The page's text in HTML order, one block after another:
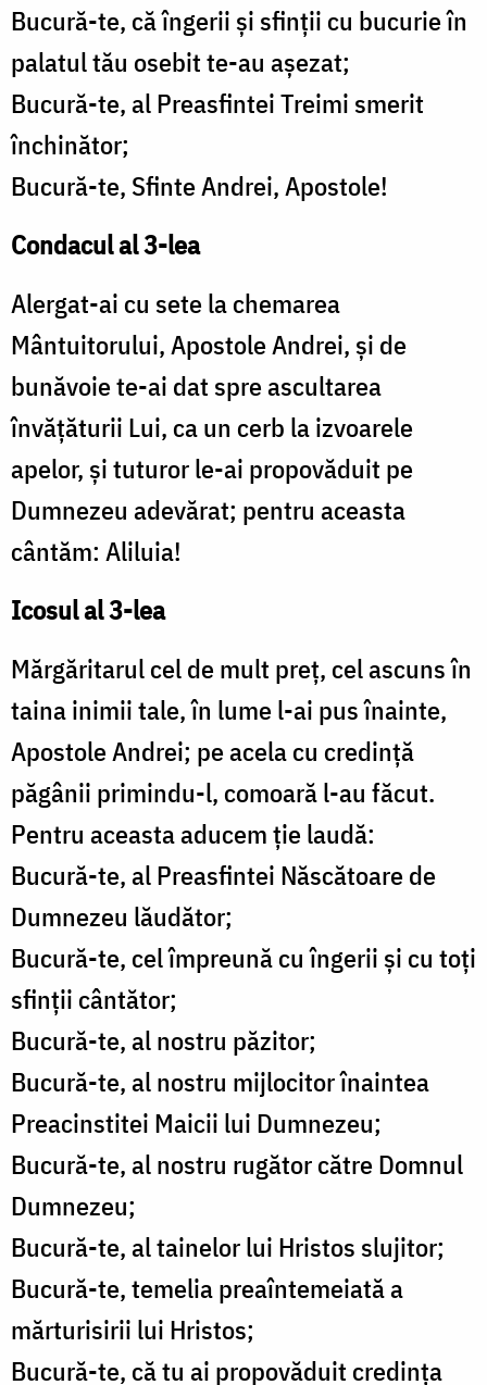
Bucură-te, că îngerii şi sfinţii cu bucurie în
palatul tău osebit te-au aşezat;
Bucură-te, al Preasfintei Treimi smerit
închinător;
Bucură-te, Sfinte Andrei, Apostole!
Condacul al 3-lea
Alergat-ai cu sete la chemarea
Mântuitorului, Apostole Andrei, şi de
bunăvoie te-ai dat spre ascultarea
învăţăturii Lui, ca un cerb la izvoarele
apelor, şi tuturor le-ai propovăduit pe
Dumnezeu adevărat; pentru aceasta
cântăm: Aliluia!
Icosul al 3-lea
Mărgăritarul cel de mult preţ, cel ascuns în
taina inimii tale, în lume l-ai pus înainte,
Apostole Andrei; pe acela cu credinţă
păgânii primindu-l, comoară l-au făcut.
Pentru aceasta aducem ţie laudă:
Bucură-te, al Preasfintei Născătoare de
Dumnezeu lăudător;
Bucură-te, cel împreună cu îngerii şi cu toţi
sfinţii cântător;
Bucură-te, al nostru păzitor;
Bucură-te, al nostru mijlocitor înaintea
Preacinstitei Maicii lui Dumnezeu;
Bucură-te, al nostru rugător către Domnul
Dumnezeu;
Bucură-te, al tainelor lui Hristos slujitor;
Bucură-te, temelia preaîntemeiată a
mărturisirii lui Hristos;
Bucură-te, că tu ai propovăduit credinţa